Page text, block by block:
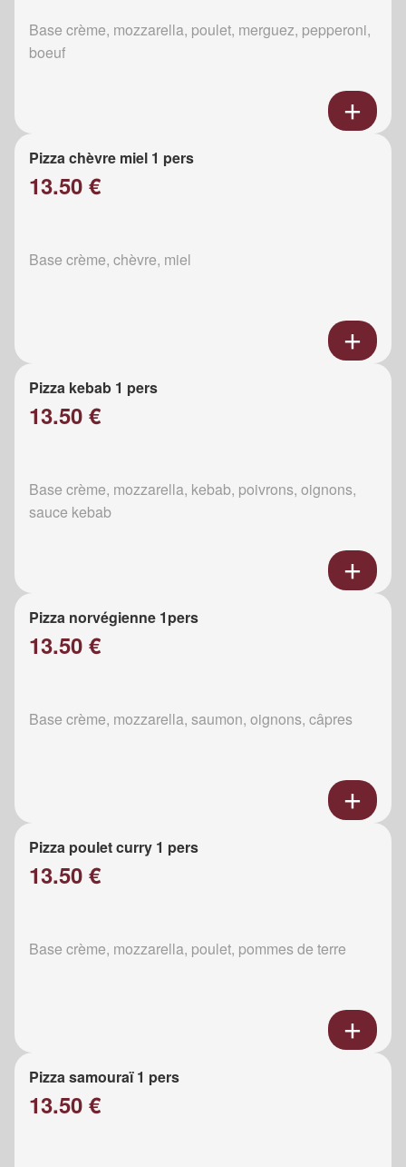
Base crème, mozzarella, poulet, merguez, pepperoni,
boeuf
Pizza chèvre miel 1 pers
13.50 €
Base crème, chèvre, miel
Pizza kebab 1 pers
13.50 €
Base crème, mozzarella, kebab, poivrons, oignons,
sauce kebab
Pizza norvégienne 1pers
13.50 €
Base crème, mozzarella, saumon, oignons, câpres
Pizza poulet curry 1 pers
13.50 €
Base crème, mozzarella, poulet, pommes de terre
Pizza samouraï 1 pers
13.50 €